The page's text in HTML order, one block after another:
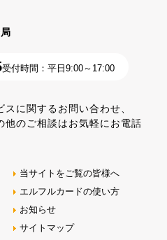
受付時間：平日9:00～17:00
に関するお問い合わせ、
他のご相談はお気軽にお電話
当サイトをご覧の皆様へ
エルフルカードの使い方
お知らせ
サイトマップ